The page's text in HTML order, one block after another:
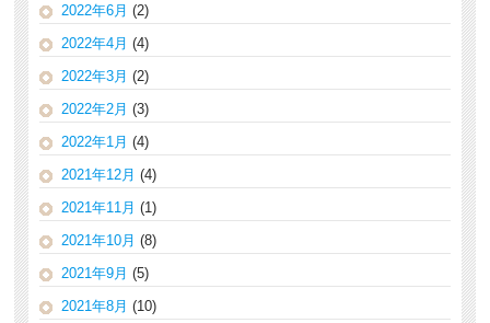
2022年6月 (2)
2022年4月 (4)
2022年3月 (2)
2022年2月 (3)
2022年1月 (4)
2021年12月 (4)
2021年11月 (1)
2021年10月 (8)
2021年9月 (5)
2021年8月 (10)